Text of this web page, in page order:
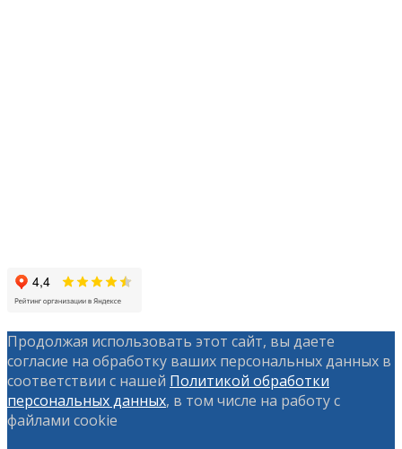
Продолжая использовать этот сайт, вы даете
согласие на обработку ваших персональных данных в
соответствии с нашей Политикой обработки
персональных данных, в том числе на работу с
файлами cookie